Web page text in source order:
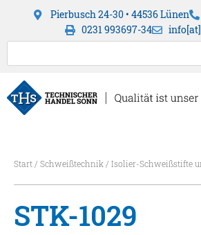
Pierbusch 24-30 • 44536 Lünen
0231 993697-34
Start/ Schweißtechnik/ Isolier-Schweißstifte
STK-1029